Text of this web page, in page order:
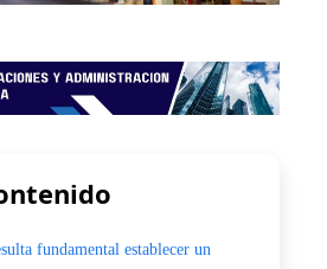
fundamental establecer un